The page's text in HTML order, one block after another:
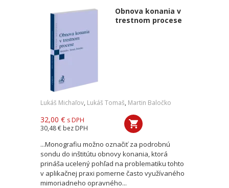
Obnova konania v
trestnom procese
Lukáš Michaľov, Lukáš Tomaš, Martin Baločko
32,00 € s DPH
30,48 € bez DPH
...Monografiu možno označiť za podrobnú
sondu do inštitútu obnovy konania, ktorá
prináša ucelený pohľad na problematiku tohto
v aplikačnej praxi pomerne často využívaného
mimoriadneho opravného...